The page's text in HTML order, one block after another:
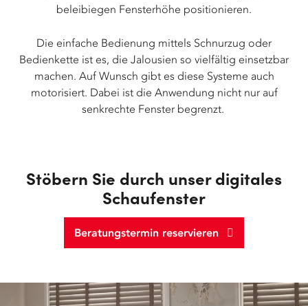
beleibiegen Fensterhöhe positionieren.
Die einfache Bedienung mittels Schnurzug oder
Bedienkette ist es, die Jalousien so vielfältig einsetzbar
machen. Auf Wunsch gibt es diese Systeme auch
motorisiert. Dabei ist die Anwendung nicht nur auf
senkrechte Fenster begrenzt.
Stöbern Sie durch unser digitales
Schaufenster
Beratungstermin reservieren